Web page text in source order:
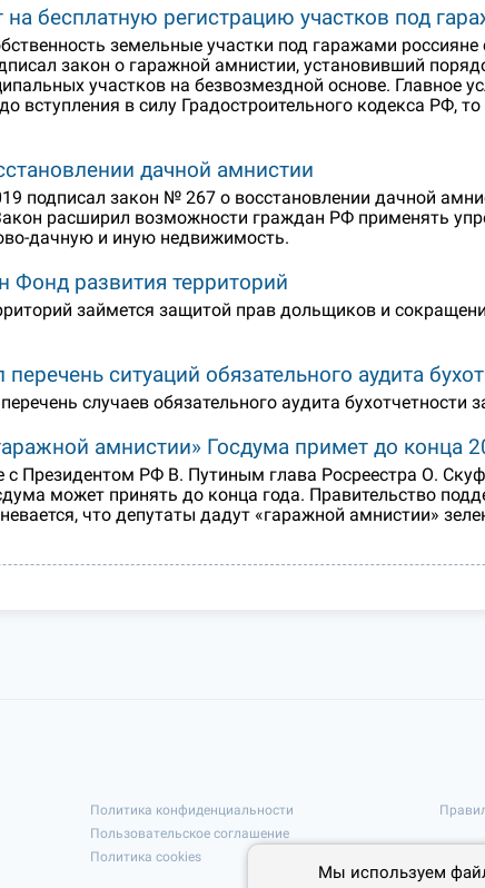
на бесплатную регистрацию участков под
земельные участки под гаражами россияне
закон о гаражной амнистии, установивший
участков на безвозмездной основе. Главное
вступления в силу Градостроительного кодекса РФ,
дачной амнистии
подписал закон № 267 о восстановлении дачной
расширил возможности граждан РФ применять
дачную и иную недвижимость.
Фонд развития территорий
займется защитой прав дольщиков и
ситуаций обязательного аудита
случаев обязательного аудита бухотчетности
амнистии» Госдума примет до конца
с Президентом РФ В. Путиным глава Росреестра О.
может принять до конца года. Правительство
что депутаты дадут «гаражной амнистии»
Политика конфиденциальности
Пользовательское соглашение
Политика cookies
Мы используем